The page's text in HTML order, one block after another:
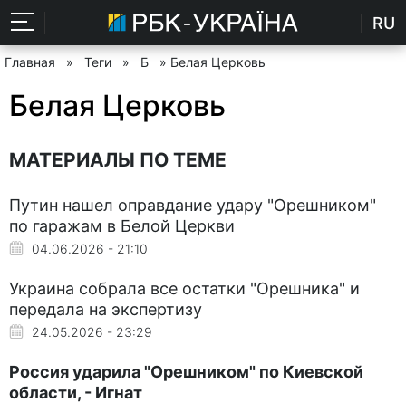
RU
Главная » Теги » Б » Белая Церковь
Белая Церковь
МАТЕРИАЛЫ ПО ТЕМЕ
Путин нашел оправдание удару "Орешником"
по гаражам в Белой Церкви
04.06.2026 - 21:10
Украина собрала все остатки "Орешника" и
передала на экспертизу
24.05.2026 - 23:29
Россия ударила "Орешником" по Киевской
области, - Игнат